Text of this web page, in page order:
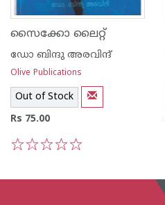
സൈക്കോ ലൈറ്റ്
ഡോ ബിന്ദു അരവിന്ദ്
Olive Publications
Out of Stock
Rs 75.00